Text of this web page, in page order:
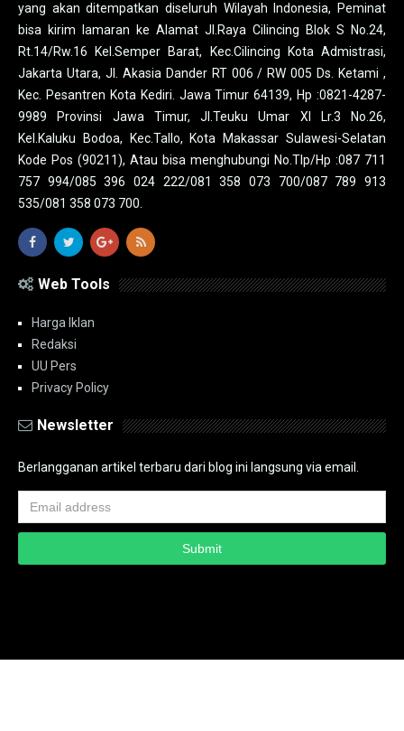
yang akan ditempatkan diseluruh Wilayah Indonesia, Peminat
bisa kirim lamaran ke Alamat Jl.Raya Cilincing Blok S No.24,
Rt.14/Rw.16 Kel.Semper Barat, Kec.Cilincing Kota Admistrasi,
Jakarta Utara, Jl. Akasia Dander RT 006 / RW 005 Ds. Ketami ,
Kec. Pesantren Kota Kediri. Jawa Timur 64139, Hp :0821-4287-
9989 Provinsi Jawa Timur, Jl.Teuku Umar XI Lr.3 No.26,
Kel.Kaluku Bodoa, Kec.Tallo, Kota Makassar Sulawesi-Selatan
Kode Pos (90211), Atau bisa menghubungi No.Tlp/Hp :087 711
757 994/085 396 024 222/081 358 073 700/087 789 913
535/081 358 073 700.
Web Tools
Harga Iklan
Redaksi
UU Pers
Privacy Policy
Newsletter
Berlangganan artikel terbaru dari blog ini langsung via email.